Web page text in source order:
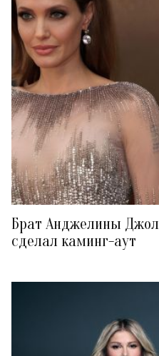
Брат Анджелины
сделал каминг-аут